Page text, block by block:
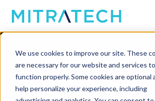
We use cookies to improve our site. These
are necessary for our website and services to
function properly. Some cookies are optional
help personalize your experience, including
Acuity ELM
Défense des